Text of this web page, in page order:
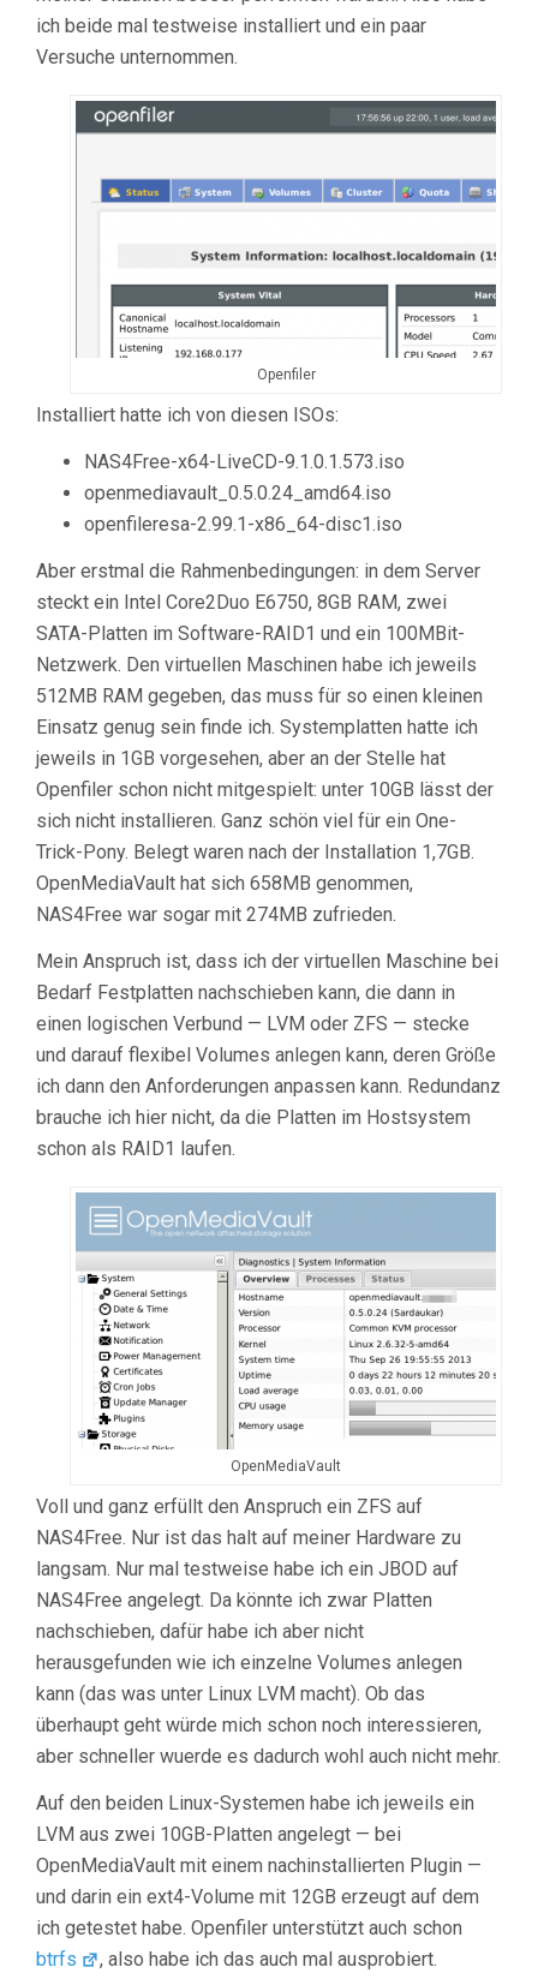
ich beide mal testweise installiert und ein paar
Versuche unternommen.
Openfiler
Installiert hatte ich von diesen ISOs:
NAS4Free-x64-LiveCD-9.1.0.1.573.iso
openmediavault_0.5.0.24_amd64.iso
openfileresa-2.99.1-x86_64-disc1.iso
Aber erstmal die Rahmenbedingungen: in dem Server
steckt ein Intel Core2Duo E6750, 8GB RAM, zwei
SATA-Platten im Software-RAID1 und ein 100MBit-
Netzwerk. Den virtuellen Maschinen habe ich jeweils
512MB RAM gegeben, das muss für so einen kleinen
Einsatz genug sein finde ich. Systemplatten hatte ich
jeweils in 1GB vorgesehen, aber an der Stelle hat
Openfiler schon nicht mitgespielt: unter 10GB lässt der
sich nicht installieren. Ganz schön viel für ein One-
Trick-Pony. Belegt waren nach der Installation 1,7GB.
OpenMediaVault hat sich 658MB genommen,
NAS4Free war sogar mit 274MB zufrieden.
Mein Anspruch ist, dass ich der virtuellen Maschine bei
Bedarf Festplatten nachschieben kann, die dann in
einen logischen Verbund — LVM oder ZFS — stecke
und darauf flexibel Volumes anlegen kann, deren Größe
ich dann den Anforderungen anpassen kann. Redundanz
brauche ich hier nicht, da die Platten im Hostsystem
schon als RAID1 laufen.
OpenMediaVault
Voll und ganz erfüllt den Anspruch ein ZFS auf
NAS4Free. Nur ist das halt auf meiner Hardware zu
langsam. Nur mal testweise habe ich ein JBOD auf
NAS4Free angelegt. Da könnte ich zwar Platten
nachschieben, dafür habe ich aber nicht
herausgefunden wie ich einzelne Volumes anlegen
kann (das was unter Linux LVM macht). Ob das
überhaupt geht würde mich schon noch interessieren,
aber schneller wuerde es dadurch wohl auch nicht mehr.
Auf den beiden Linux-Systemen habe ich jeweils ein
LVM aus zwei 10GB-Platten angelegt — bei
OpenMediaVault mit einem nachinstallierten Plugin —
und darin ein ext4-Volume mit 12GB erzeugt auf dem
ich getestet habe. Openfiler unterstützt auch schon
btrfs
, also habe ich das auch mal ausprobiert.